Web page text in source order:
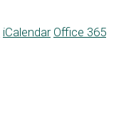
iCalendar Office 365